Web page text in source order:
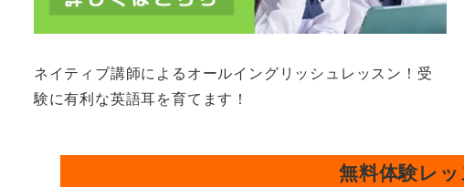
ネイティブ講師によるオールイングリッシュレッスン！受
験に有利な英語耳を育てます！
無料体験レッ